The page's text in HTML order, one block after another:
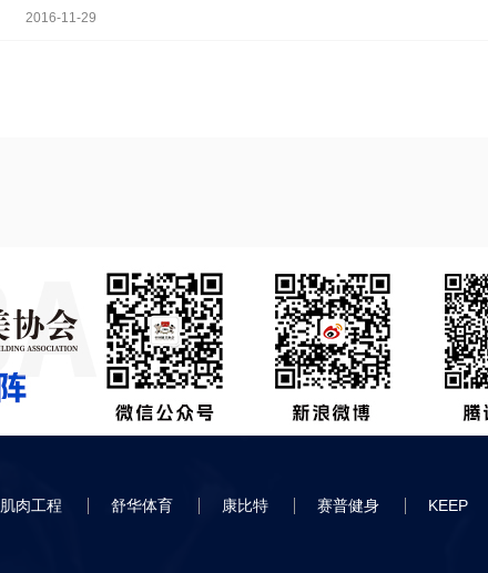
2016-11-29
肌肉工程 舒华体育 康比特 赛普健身 KEEP